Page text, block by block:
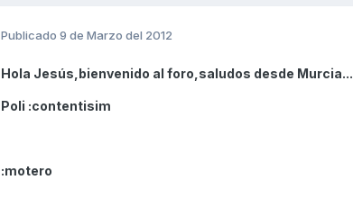
Publicado 9 de Marzo del 2012
Hola Jesús,bienvenido al foro,saludos desde Murcia...
Poli :contentisim
:motero